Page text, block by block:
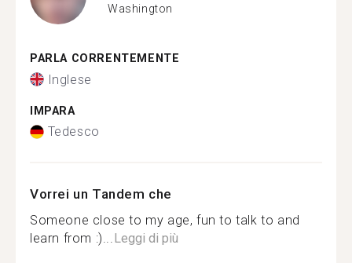
Washington
PARLA CORRENTEMENTE
Inglese
IMPARA
Tedesco
Vorrei un Tandem che
Someone close to my age, fun to talk to and
learn from :)...Leggi di più